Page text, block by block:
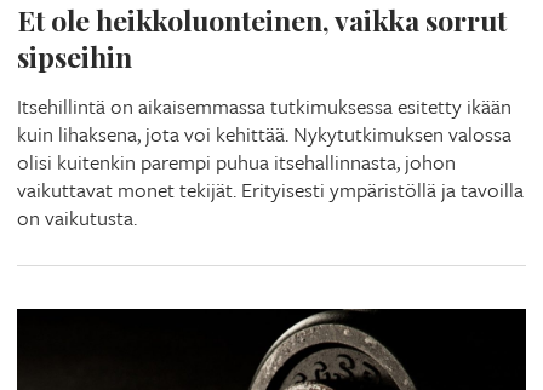
Et ole heikkoluonteinen, vaikka sorrut
sipseihin
Itsehillintä on aikaisemmassa tutkimuksessa esitetty ikään
kuin lihaksena, jota voi kehittää. Nykytutkimuksen valossa
olisi kuitenkin parempi puhua itsehallinnasta, johon
vaikuttavat monet tekijät. Erityisesti ympäristöllä ja tavoilla
on vaikutusta.